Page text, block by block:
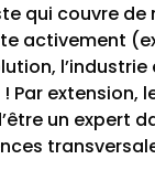
qui couvre
activement
Par
un expert